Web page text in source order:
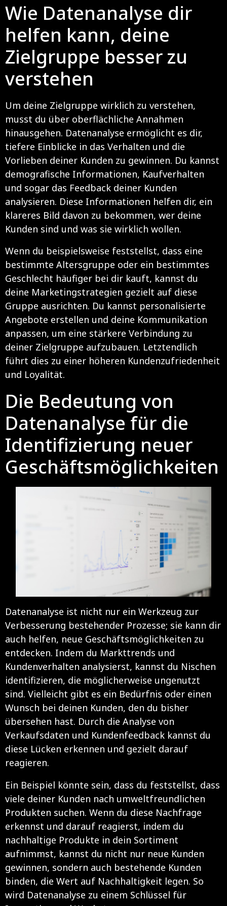
Wie Datenanalyse dir
helfen kann, deine
Zielgruppe besser zu
verstehen
Um deine Zielgruppe wirklich zu verstehen,
musst du über oberflächliche Annahmen
hinausgehen. Datenanalyse ermöglicht es dir,
tiefere Einblicke in das Verhalten und die
Vorlieben deiner Kunden zu gewinnen. Du kannst
demografische Informationen, Kaufverhalten
und sogar das Feedback deiner Kunden
analysieren. Diese Informationen helfen dir, ein
klareres Bild davon zu bekommen, wer deine
Kunden sind und was sie wirklich wollen.
Wenn du beispielsweise feststellst, dass eine
bestimmte Altersgruppe oder ein bestimmtes
Geschlecht häufiger bei dir kauft, kannst du
deine Marketingstrategien gezielt auf diese
Gruppe ausrichten. Du kannst personalisierte
Angebote erstellen und deine Kommunikation
anpassen, um eine stärkere Verbindung zu
deiner Zielgruppe aufzubauen. Letztendlich
führt dies zu einer höheren Kundenzufriedenheit
und Loyalität.
Die Bedeutung von
Datenanalyse für die
Identifizierung neuer
Geschäftsmöglichkeiten
Datenanalyse ist nicht nur ein Werkzeug zur
Verbesserung bestehender Prozesse; sie kann dir
auch helfen, neue Geschäftsmöglichkeiten zu
entdecken. Indem du Markttrends und
Kundenverhalten analysierst, kannst du Nischen
identifizieren, die möglicherweise ungenutzt
sind. Vielleicht gibt es ein Bedürfnis oder einen
Wunsch bei deinen Kunden, den du bisher
übersehen hast. Durch die Analyse von
Verkaufsdaten und Kundenfeedback kannst du
diese Lücken erkennen und gezielt darauf
reagieren.
Ein Beispiel könnte sein, dass du feststellst, dass
viele deiner Kunden nach umweltfreundlichen
Produkten suchen. Wenn du diese Nachfrage
erkennst und darauf reagierst, indem du
nachhaltige Produkte in dein Sortiment
aufnimmst, kannst du nicht nur neue Kunden
gewinnen, sondern auch bestehende Kunden
binden, die Wert auf Nachhaltigkeit legen. So
wird Datenanalyse zu einem Schlüssel für